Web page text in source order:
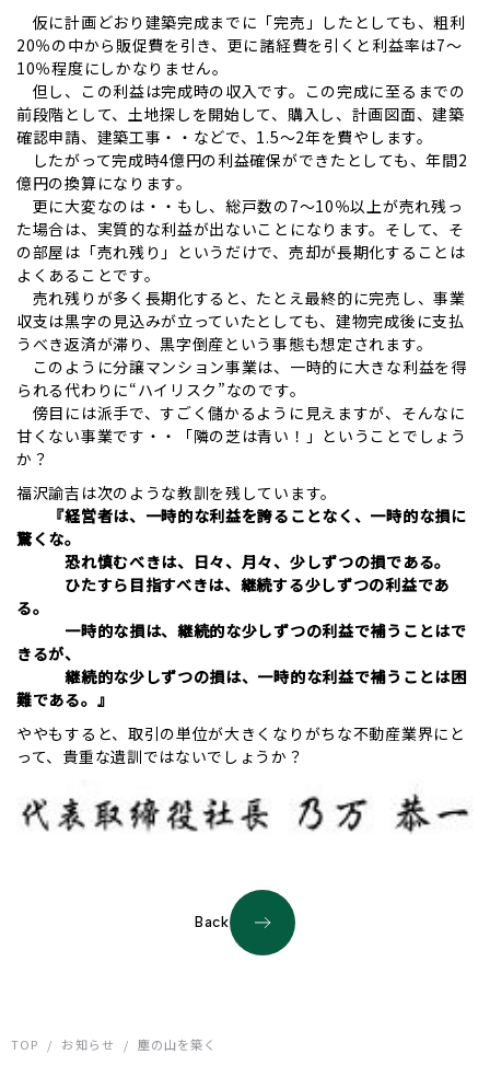
仮に計画どおり建築完成までに「完売」したとしても、粗利
20％の中から販促費を引き、更に諸経費を引くと利益率は7～
10％程度にしかなりません。
但し、この利益は完成時の収入です。この完成に至るまでの
前段階として、土地探しを開始して、購入し、計画図面、建築
確認申請、建築工事・・などで、1.5～2年を費やします。
したがって完成時4億円の利益確保ができたとしても、年間2
億円の換算になります。
更に大変なのは・・もし、総戸数の7～10％以上が売れ残っ
た場合は、実質的な利益が出ないことになります。そして、そ
の部屋は「売れ残り」というだけで、売却が長期化することは
よくあることです。
売れ残りが多く長期化すると、たとえ最終的に完売し、事業
収支は黒字の見込みが立っていたとしても、建物完成後に支払
うべき返済が滞り、黒字倒産という事態も想定されます。
このように分譲マンション事業は、一時的に大きな利益を得
られる代わりに“ハイリスク”なのです。
傍目には派手で、すごく儲かるように見えますが、そんなに
甘くない事業です・・「隣の芝は青い！」ということでしょう
か？
福沢諭吉は次のような教訓を残しています。
『経営者は、一時的な利益を誇ることなく、一時的な損に
驚くな。
恐れ慎むべきは、日々、月々、少しずつの損である。
ひたすら目指すべきは、継続する少しずつの利益であ
る。
一時的な損は、継続的な少しずつの利益で補うことはで
きるが、
継続的な少しずつの損は、一時的な利益で補うことは困
難である。』
ややもすると、取引の単位が大きくなりがちな不動産業界にと
って、貴重な遺訓ではないでしょうか？
Back
TOP / お知らせ / 塵の山を築く